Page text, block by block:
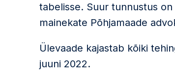
tabelisse. Suur tunnustus
mainekate Põhjamaade
Ülevaade kajastab kõiki
juuni 2022.